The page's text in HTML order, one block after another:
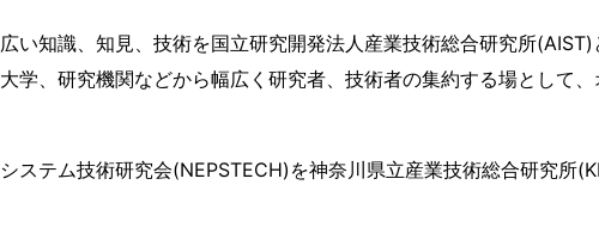
知識、知見、技術を国立研究開発法人産業技術総合研究所
学、研究機関などから幅広く研究者、技術者の集約する場として
テム技術研究会(NEPSTECH)を神奈川県立産業技術総合研究所